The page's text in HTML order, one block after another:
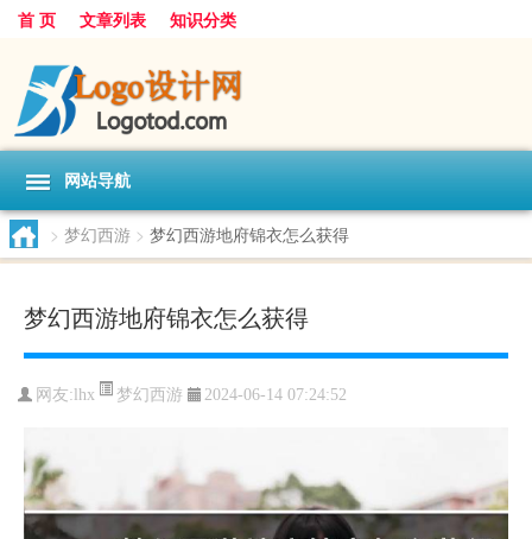
首 页 文章列表 知识分类
网站导航
> 梦幻西游 > 梦幻西游地府锦衣怎么获得
梦幻西游地府锦衣怎么获得
网友: lhx 梦幻西游 2024-06-14 07:24:52